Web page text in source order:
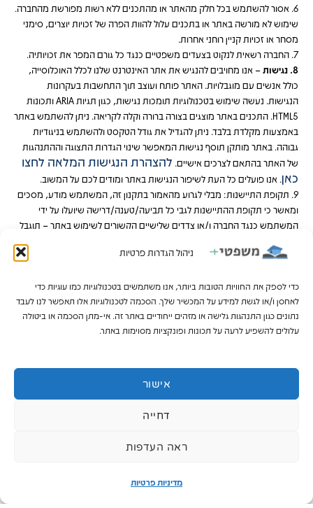
ניהול הגדרות פרטיות
כדי לספק את החוויות הטובות ביותר, אנו משתמשים בטכנולוגיות כמו עוגיות כדי
לאחסן ו/או לגשת למידע על המכשיר שלך. הסכמה לטכנולוגיות אלו תאפשר לנו לעבד
נתונים כגון התנהגות גלישה או מזהים ייחודיים באתר זה. אי-מתן הסכמה או ביטולה
עלולים להשפיע לרעה על תכונות ופונקציות מסוימות באתר.
אישור
דחייה
ראה העדפות
מדיניות פרטיות
6. אסור להשתמש בכל חלק מהאתר או מהתכנים ללא רשות מפורשת מהחברה.
שימוש לא מורשה באתר או בתכנים עלול להוות הפרה של זכויות יוצרים, סימני
מסחר או זכויות קניין רוחני אחרות.
7. החברה רשאית לנקוט בצעדים משפטיים כנגד כל גורם המפר את זכויותיה.
8. נגישות
– אנו מחויבים להנגיש את אתר האינטרנט שלנו לכלל האוכלוסייה,
כולל אנשים עם מוגבלויות. האתר פותח ועוצב תוך התחשבות בעקרונות
הנגישות. נעשה שימוש בטכנולוגיות תומכות נגישות, כגון תגיות ARIA ותכונות
HTML5. התכנים באתר מוצגים בצורה ברורה וקלה לקריאה. ניתן להשתמש באתר
באמצעות מקלדת בלבד. ניתן להגדיל את גודל הטקסט ולהשתמש בניגודיות
גבוהה. באתר מותקן תוסף נגישות המאפשר שינוי הגדרות התצוגה וההתנהגות
של האתר בהתאם לצרכים אישיים. להצהרת הנגישות המלאה לחצו
כאן . אנו פועלים כל העת לשיפור הנגישות באתר ומודים לכם על המשוב.
9. תקופת התיישנות: מבלי לגרוע מהאמור בתקנון זה, המשתמש מודע, מסכים
ומאשר כי תקופת ההתיישנות לגבי כל תביעה/טענה/דרישה שיועלו על ידי
המשתמש כנגד החברה ו/או צדדים שלישיים הקשורים לשימוש באתר – תוגבל
ההתיישנות כמשמעה בסעיף 19 בחוק ההתיישנות, תשי"ח-1958.
כך הודעה מראש. החברה תפרסם באתר את התקנון החדש ותחילת תוקפו יהיה
מיד עם פרסומו.
11. דין וסמכות שיפוט – פרשנותו ואכיפתו של תקנון זה ו/או כל פעולה או סכסוך
הנובע ממנו יעשו בהתאם לדין הישראלי בלבד ולבית המשפט המוסמך במחוז
info@mishpatiplus.co.il
של האתר.